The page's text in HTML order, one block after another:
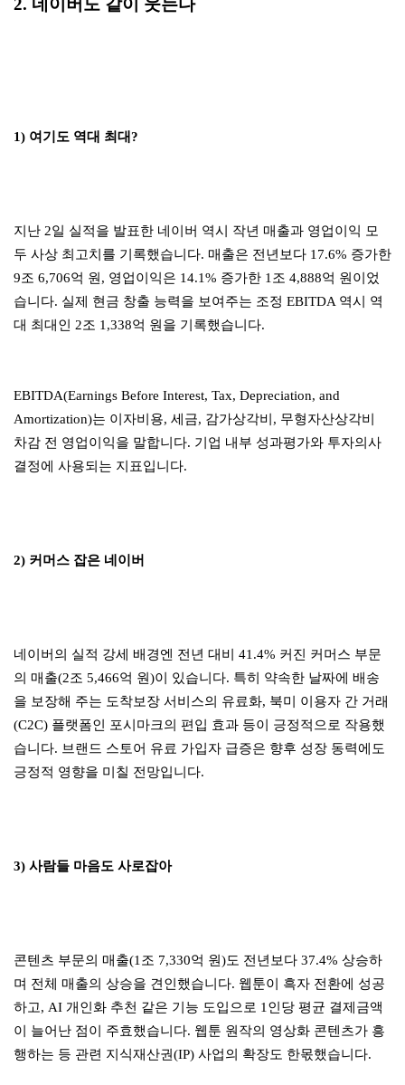
2. 네이버도 같이 웃는다
1) 여기도 역대 최대?
지난 2일 실적을 발표한 네이버 역시 작년 매출과 영업이익 모
두 사상 최고치를 기록했습니다. 매출은 전년보다 17.6% 증가한
9조 6,706억 원, 영업이익은 14.1% 증가한 1조 4,888억 원이었
습니다. 실제 현금 창출 능력을 보여주는 조정 EBITDA 역시 역
대 최대인 2조 1,338억 원을 기록했습니다.
EBITDA(Earnings Before Interest, Tax, Depreciation, and
Amortization)는 이자비용, 세금, 감가상각비, 무형자산상각비
차감 전 영업이익을 말합니다. 기업 내부 성과평가와 투자의사
결정에 사용되는 지표입니다.
2) 커머스 잡은 네이버
네이버의 실적 강세 배경엔 전년 대비 41.4% 커진 커머스 부문
의 매출(2조 5,466억 원)이 있습니다. 특히 약속한 날짜에 배송
을 보장해 주는 도착보장 서비스의 유료화, 북미 이용자 간 거래
(C2C) 플랫폼인 포시마크의 편입 효과 등이 긍정적으로 작용했
습니다. 브랜드 스토어 유료 가입자 급증은 향후 성장 동력에도
긍정적 영향을 미칠 전망입니다.
3) 사람들 마음도 사로잡아
콘텐츠 부문의 매출(1조 7,330억 원)도 전년보다 37.4% 상승하
며 전체 매출의 상승을 견인했습니다. 웹툰이 흑자 전환에 성공
하고, AI 개인화 추천 같은 기능 도입으로 1인당 평균 결제금액
이 늘어난 점이 주효했습니다. 웹툰 원작의 영상화 콘텐츠가 흥
행하는 등 관련 지식재산권(IP) 사업의 확장도 한몫했습니다.